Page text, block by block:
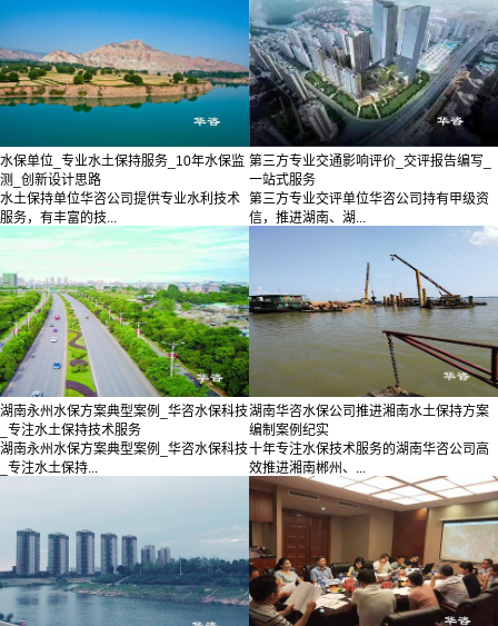
水保单位_专业水土保持服务_10年水保监
测_创新设计思路
水土保持单位华咨公司提供专业水利技术
服务，有丰富的技...
第三方专业交通影响评价_交评报告编写_
一站式服务
第三方专业交评单位华咨公司持有甲级资
信，推进湖南、湖...
湖南永州水保方案典型案例_华咨水保科技
_专注水土保持技术服务
湖南永州水保方案典型案例_华咨水保科技
_专注水土保持...
湖南华咨水保公司推进湘南水土保持方案
编制案例纪实
十年专注水保技术服务的湖南华咨公司高
效推进湘南郴州、...